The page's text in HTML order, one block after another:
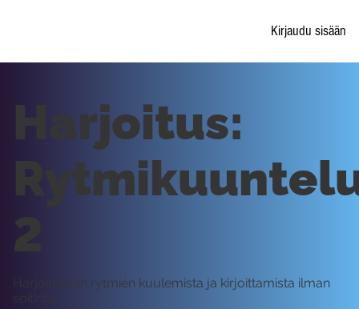
Kirjaudu sisään
Harjoitus:
2
Harjoitellaan rytmien kuulemista ja kirjoittamista ilman
soitinta.